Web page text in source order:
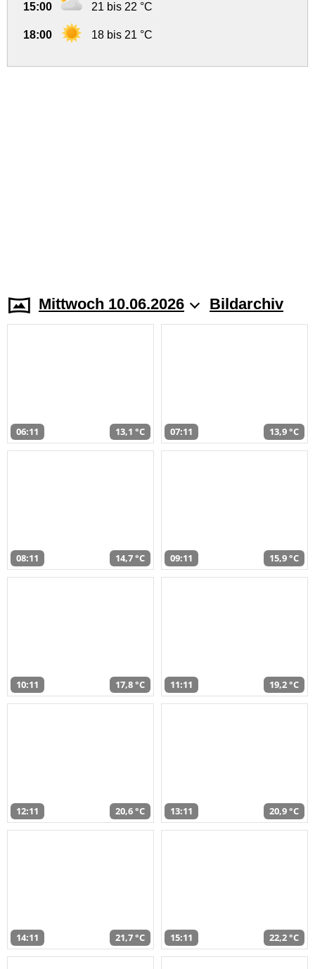
15:00 21 bis 22 °C
18:00 18 bis 21 °C
Mittwoch 10.06.2026 Bildarchiv
06:11 13,1 °C 07:11 13,9 °C
08:11 14,7 °C 09:11 15,9 °C
10:11 17,8 °C 11:11 19,2 °C
12:11 20,6 °C 13:11 20,9 °C
14:11 21,7 °C 15:11 22,2 °C